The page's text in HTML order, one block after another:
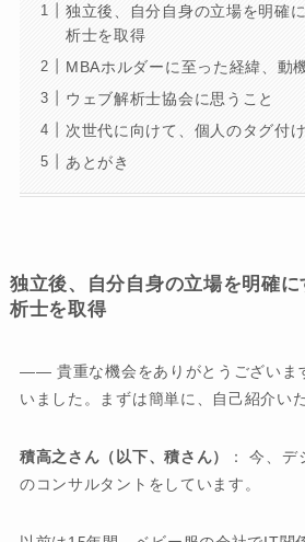
独立後、自分自身の立場を明確
析士を取得
MBAホルダーに至った経緯、動
ウェブ解析士協会に思うこと
次世代に向けて、個人のタグ付
あとがき
独立後、自分自身の立場を明確
析士を取得
―― 貴重な機会をありがとうございま
いました。まずは簡単に、自己紹介い
積高之さん（以下、積さん）
： 今、
のコンサルタントをしています。